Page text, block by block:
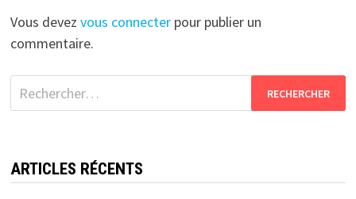
Vous devez vous connecterpour publier un
commentaire.
Rechercher :
ARTICLES RÉCENTS